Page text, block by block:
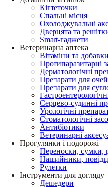
Кігтеточки
Спальні місця
Охолоджувальні
Дверцята та
Smart-гаджети
Ветеринарна аптека
Вітаміни та добавки
Протипаразитарні
Дерматологічні
Препарати для
Препарати для
Серцево-судинні
Урологічні
Стоматологічні
Антибіотики
Ветеринарні
Прогулянки і подорожі
Переноски, сумки,
Нашийники,
Рулетки
Інструменти для догляду
Дешедери